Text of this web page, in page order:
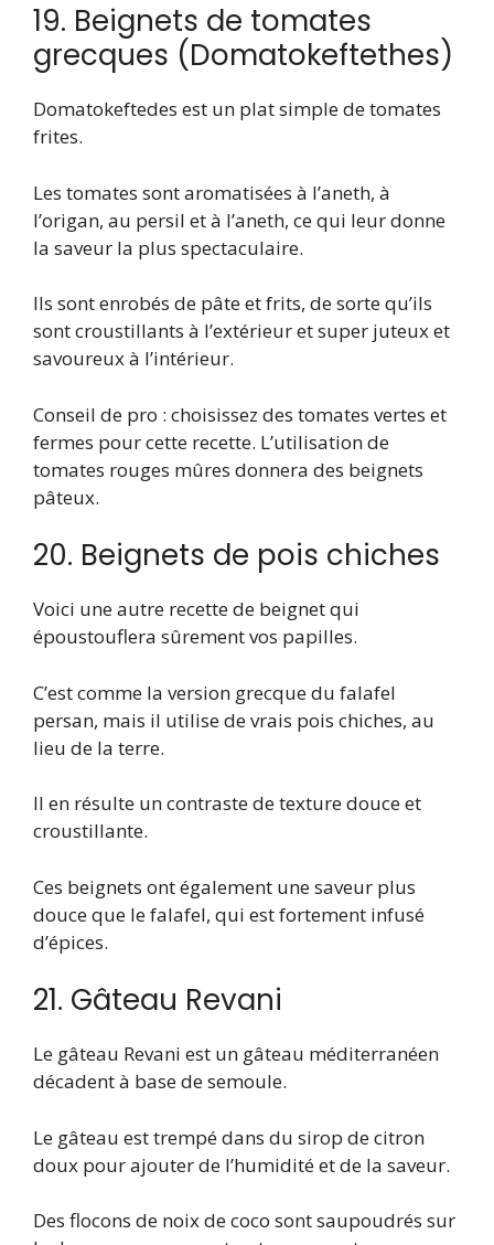
19. Beignets de tomates
grecques (Domatokeftethes)
Domatokeftedes est un plat simple de tomates
frites.
Les tomates sont aromatisées à l’aneth, à
l’origan, au persil et à l’aneth, ce qui leur donne
la saveur la plus spectaculaire.
Ils sont enrobés de pâte et frits, de sorte qu’ils
sont croustillants à l’extérieur et super juteux et
savoureux à l’intérieur.
Conseil de pro : choisissez des tomates vertes et
fermes pour cette recette. L’utilisation de
tomates rouges mûres donnera des beignets
pâteux.
20. Beignets de pois chiches
Voici une autre recette de beignet qui
époustouflera sûrement vos papilles.
C’est comme la version grecque du falafel
persan, mais il utilise de vrais pois chiches, au
lieu de la terre.
Il en résulte un contraste de texture douce et
croustillante.
Ces beignets ont également une saveur plus
douce que le falafel, qui est fortement infusé
d’épices.
21. Gâteau Revani
Le gâteau Revani est un gâteau méditerranéen
décadent à base de semoule.
Le gâteau est trempé dans du sirop de citron
doux pour ajouter de l’humidité et de la saveur.
Des flocons de noix de coco sont saupoudrés sur